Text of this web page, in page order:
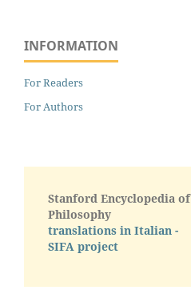
INFORMATION
For Readers
For Authors
Stanford Encyclopedia of
Philosophy
translations in Italian -
SIFA project